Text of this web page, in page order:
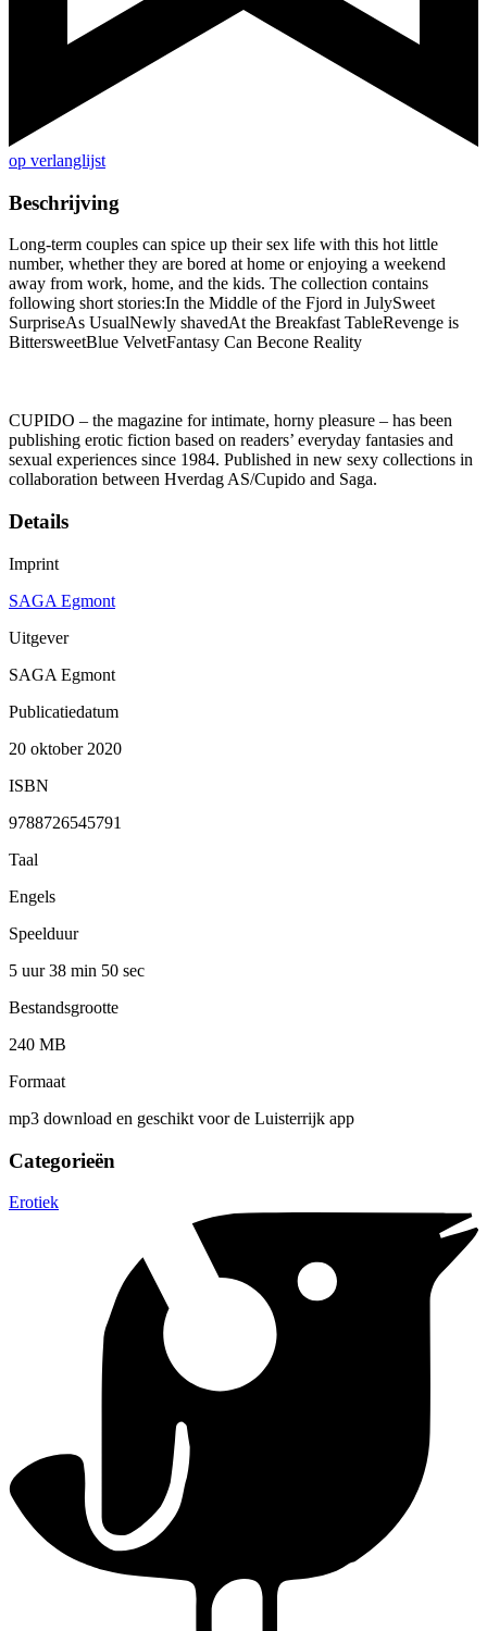
op verlanglijst
Beschrijving
Long-term couples can spice up their sex life with this hot little
number, whether they are bored at home or enjoying a weekend
away from work, home, and the kids. The collection contains
following short stories:In the Middle of the Fjord in JulySweet
SurpriseAs UsualNewly shavedAt the Breakfast TableRevenge is
BittersweetBlue VelvetFantasy Can Becone Reality
CUPIDO – the magazine for intimate, horny pleasure – has been
publishing erotic fiction based on readers’ everyday fantasies and
sexual experiences since 1984. Published in new sexy collections in
collaboration between Hverdag AS/Cupido and Saga.
Details
Imprint
SAGA Egmont
Uitgever
SAGA Egmont
Publicatiedatum
20 oktober 2020
ISBN
9788726545791
Taal
Engels
Speelduur
5 uur 38 min 50 sec
Bestandsgrootte
240 MB
Formaat
mp3 download en geschikt voor de Luisterrijk app
Categorieën
Erotiek